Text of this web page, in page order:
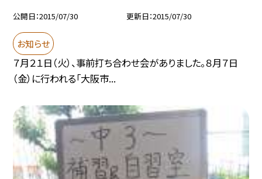
公開日 2015/07/30 更新日 2015/07/30
お知らせ
７月２１日（火）、事前打ち合わせ会がありました。８月７日
（金）に行われる「大阪市...